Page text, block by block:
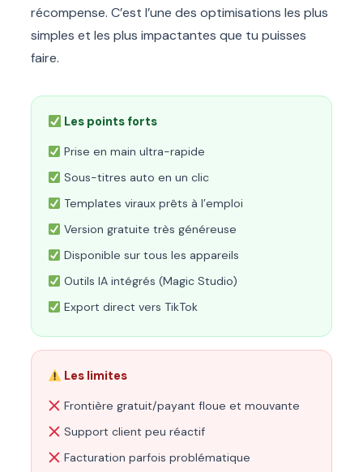
récompense. C’est l’une des optimisations les plus
simples et les plus impactantes que tu puisses
faire.
Les points forts
Prise en main ultra-rapide
Sous-titres auto en un clic
Templates viraux prêts à l’emploi
Version gratuite très généreuse
Disponible sur tous les appareils
Outils IA intégrés (Magic Studio)
Export direct vers TikTok
Les limites
Frontière gratuit/payant floue et mouvante
Support client peu réactif
Facturation parfois problématique